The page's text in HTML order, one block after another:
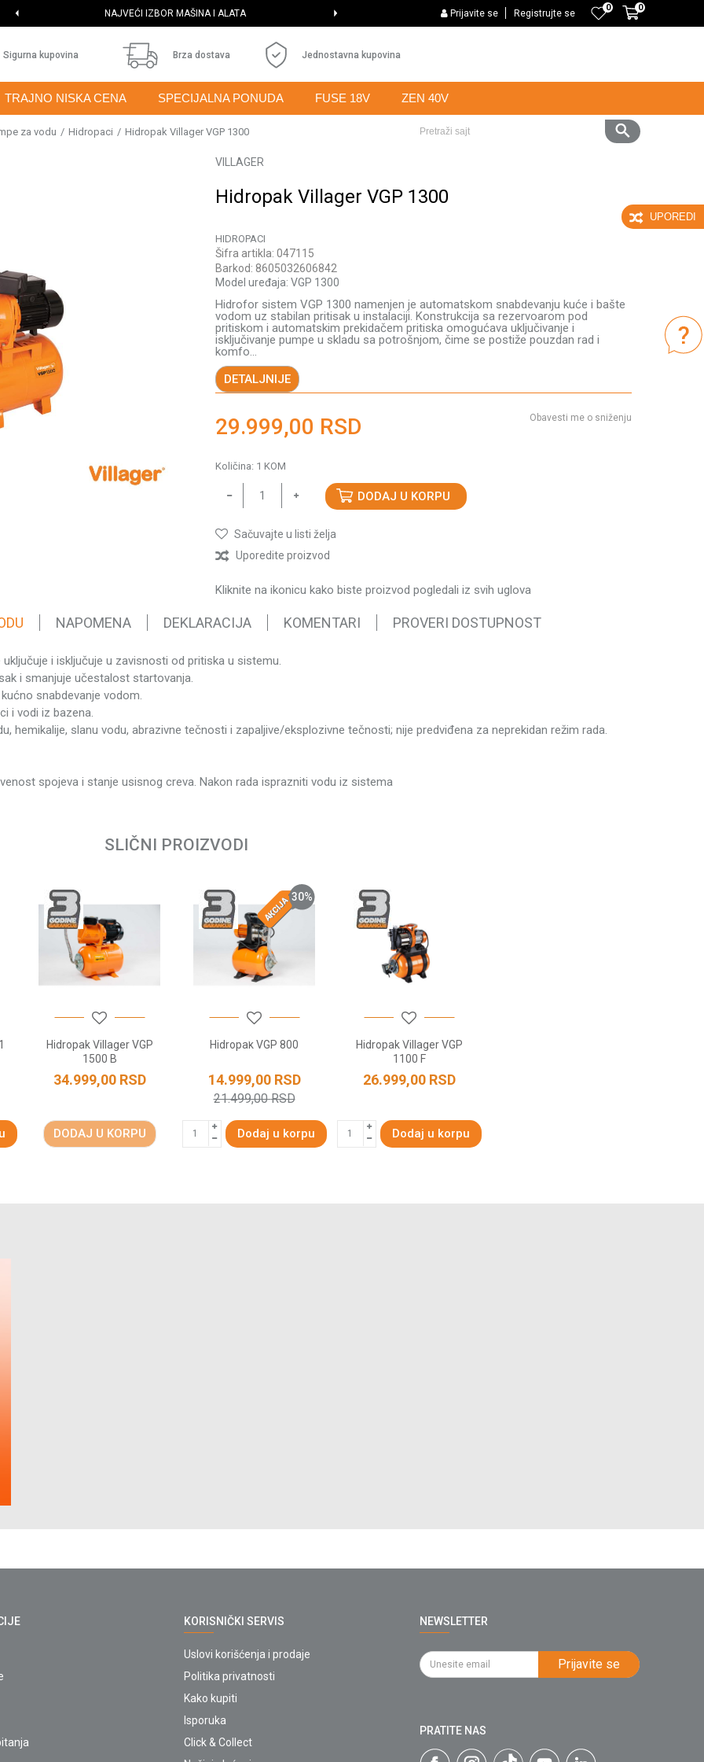
NAJVEĆI IZBOR MAŠINA I ALATA PLAĆANJE KARTICAMA BANKE INTESA NA 6 RATA
0
0
Prijavite se Registrujte se
Sigurna kupovina Brza dostava Jednostavna kupovina
TRAJNO NISKA CENA SPECIJALNA PONUDA FUSE 18V ZEN 40V
Pretraži sajt
za vodu Hidropaci Hidropak Villager VGP 1300
UPOREDI
VILLAGER
Hidropak Villager VGP 1300
HIDROPACI
Šifra artikla: 047115
Barkod: 8605032606842
Model uređaja: VGP 1300
Hidrofor sistem VGP 1300 namenjen je automatskom snabdevanju kuće i bašte
vodom uz stabilan pritisak u instalaciji. Konstrukcija sa rezervoarom pod
pritiskom i automatskim prekidačem pritiska omogućava uključivanje i
isključivanje pumpe u skladu sa potrošnjom, čime se postiže pouzdan rad i
komfo...
DETALJNIJE
29.999,00 RSD Obavesti me o sniženju
Količina: 1 KOM
DODAJ U KORPU
Sačuvajte u listi želja
Uporedite proizvod
Kliknite na ikonicu kako biste proizvod pogledali iz svih uglova
NAPOMENA DEKLARACIJA KOMENTARI PROVERI DOSTUPNOST
Villager
230 V ~ 50 Hz
1" (25 mm)
1" (25 mm)
i isključuje u zavisnosti od pritiska u sistemu.
i smanjuje učestalost startovanja.
snabdevanje vodom.
i vodi iz bazena.
hemikalije, slanu vodu, abrazivne tečnosti i zapaljive/eksplozivne tečnosti; nije predviđena za neprekidan režim rada.
spojeva i stanje usisnog creva. Nakon rada isprazniti vodu iz sistema
SLIČNI PROIZVODI
Hidropak Villager VGP
1500 B
34.999,00 RSD
DODAJ U KORPU
30%
Hidropak VGP 800
14.999,00 RSD
21.499,00RSD
Dodaj u korpu
Hidropak Villager VGP
1100 F
26.999,00 RSD
Dodaj u korpu
KORISNIČKI SERVIS
Uslovi korišćenja i prodaje
Politika privatnosti
Kako kupiti
Isporuka
Click & Collect
NEWSLETTER
Prijavite se
PRATITE NAS